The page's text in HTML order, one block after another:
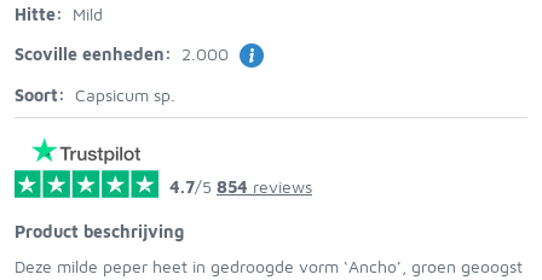
Hitte:
Mild
Scoville eenheden:
2.000
Soort: Capsicum sp.
4.7/5 854 reviews
Product beschrijving
Deze milde peper heet in gedroogde vorm ‘Ancho’, groen geoogst